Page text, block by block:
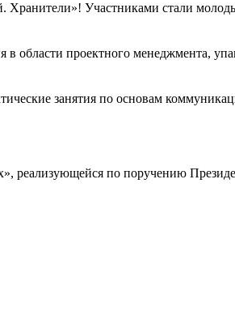
Хранители»! Участниками стали
области проектного менеджмента,
занятия по основам
реализующейся по поручению